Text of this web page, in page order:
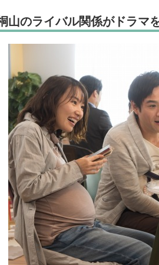
山のライバル関係がドラマ